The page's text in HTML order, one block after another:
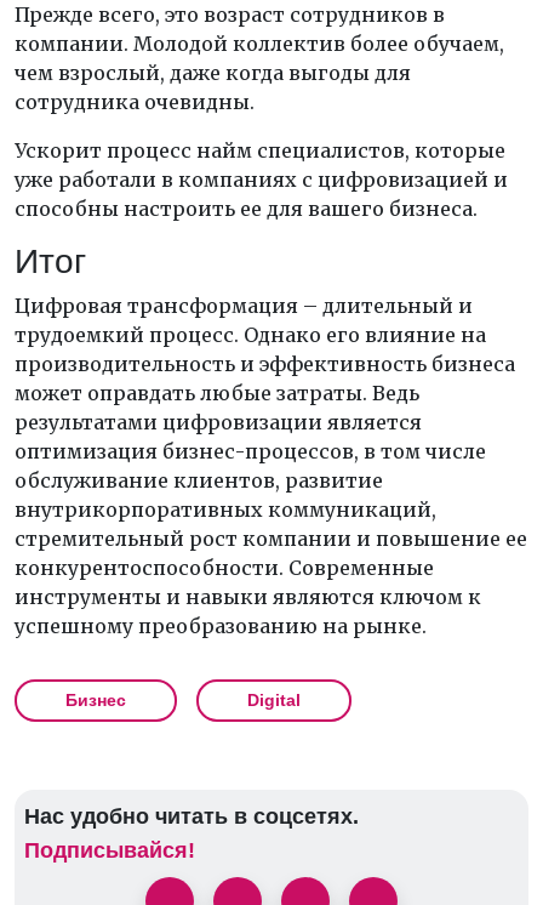
Прежде всего, это возраст сотрудников в
компании. Молодой коллектив более обучаем,
чем взрослый, даже когда выгоды для
сотрудника очевидны.
Ускорит процесс найм специалистов, которые
уже работали в компаниях с цифровизацией и
способны настроить ее для вашего бизнеса.
Итог
Цифровая трансформация – длительный и
трудоемкий процесс. Однако его влияние на
производительность и эффективность бизнеса
может оправдать любые затраты. Ведь
результатами цифровизации является
оптимизация бизнес-процессов, в том числе
обслуживание клиентов, развитие
внутрикорпоративных коммуникаций,
стремительный рост компании и повышение ее
конкурентоспособности. Современные
инструменты и навыки являются ключом к
успешному преобразованию на рынке.
Бизнес Digital
Нас удобно читать в соцсетях.
Подписывайся!